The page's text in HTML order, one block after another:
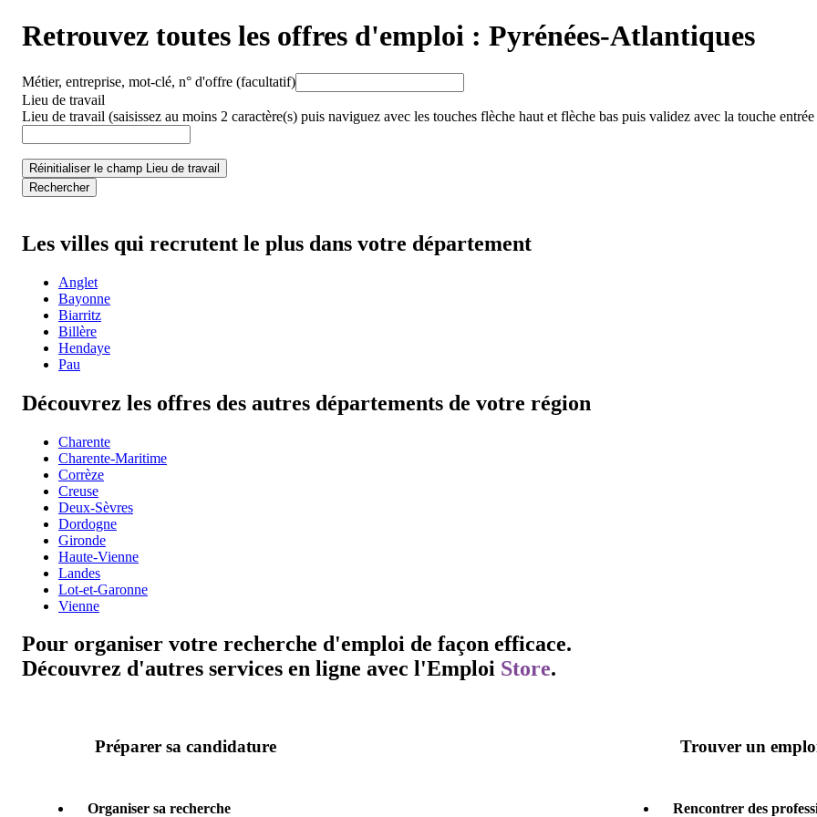
Retrouvez toutes les offres d'emploi : Pyrénées-Atlantiques
Métier, entreprise, mot-clé, n° d'offre (facultatif)
Lieu de travail
Lieu de travail (saisissez au moins 2 caractère(s) puis naviguez avec les touches flèche haut et flèche bas puis validez avec la touche
Réinitialiser le champ Lieu de travail
Rechercher
Les villes qui recrutent le plus dans votre département
Anglet
Bayonne
Biarritz
Billère
Hendaye
Pau
Découvrez les offres des autres départements de votre région
Charente
Charente-Maritime
Corrèze
Creuse
Deux-Sèvres
Dordogne
Gironde
Haute-Vienne
Landes
Lot-et-Garonne
Vienne
Pour organiser votre recherche d'emploi de façon efficace.
Découvrez d'autres services en ligne avec l'Emploi Store.
Préparer sa candidature
Organiser sa recherche
Trouver un
Rencontrer des